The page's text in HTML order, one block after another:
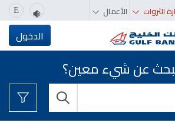
الثروات الأعمال E
الدخول
عن شيء معين؟